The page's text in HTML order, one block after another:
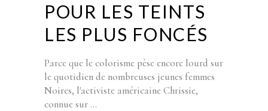
POUR LES TEINTS
LES PLUS FONCÉS
Parce que le colorisme pèse encore lourd sur
le quotidien de nombreuses jeunes femmes
Noires, l'activiste américaine Chrissie,
connue sur